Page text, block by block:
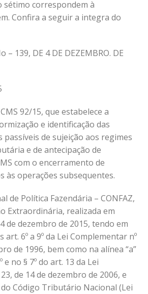
sétimo correspondem à
Confira a seguir a integra do
– 139, DE 4 DE DEZEMBRO. DE
92/15, que estabelece a
e identificação das
passíveis de sujeição aos regimes
e de antecipação de
com o encerramento de
às operações subsequentes.
de Política Fazendária – CONFAZ,
Extraordinária, realizada em
de dezembro de 2015, tendo em
6º a 9º da Lei Complementar nº
de 1996, bem como na alínea “a”
e no § 7º do art. 13 da Lei
de 14 de dezembro de 2006, e
Código Tributário Nacional (Lei